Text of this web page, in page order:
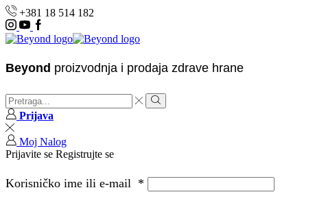
+381 18 514 182
Instagram
YoutubeFacebook
Beyond proizvodnja i prodaja zdrave hrane
Search
input
Search
Prijava
Moj Nalog
Prijavite se Registrujte se
Korisničko ime ili e-mail *